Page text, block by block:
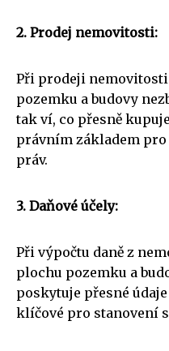
2. Prodej nemovitosti:
Při prodeji
pozemku a budovy
tak ví, co přesně
právním základem
práv.
3. Daňové účely:
Při výpočtu daně z
plochu pozemku a
poskytuje přesné
klíčové pro stanovení